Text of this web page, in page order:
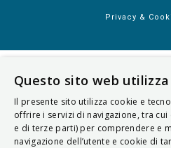
Privacy &
Questo sito web
Il presente sito utilizza cookie e
offrire i servizi di navigazione, tra
e di terze parti) per comprendere e
navigazione dell’utente e cookie di